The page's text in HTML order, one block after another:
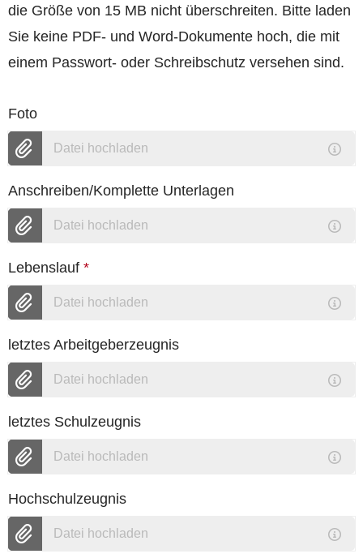
die Größe von 15 MB nicht überschreiten. Bitte laden
Sie keine PDF- und Word-Dokumente hoch, die mit
einem Passwort- oder Schreibschutz versehen sind.
Foto
Datei hochladen
Anschreiben/Komplette Unterlagen
Datei hochladen
Lebenslauf *
Datei hochladen
letztes Arbeitgeberzeugnis
Datei hochladen
letztes Schulzeugnis
Datei hochladen
Hochschulzeugnis
Datei hochladen